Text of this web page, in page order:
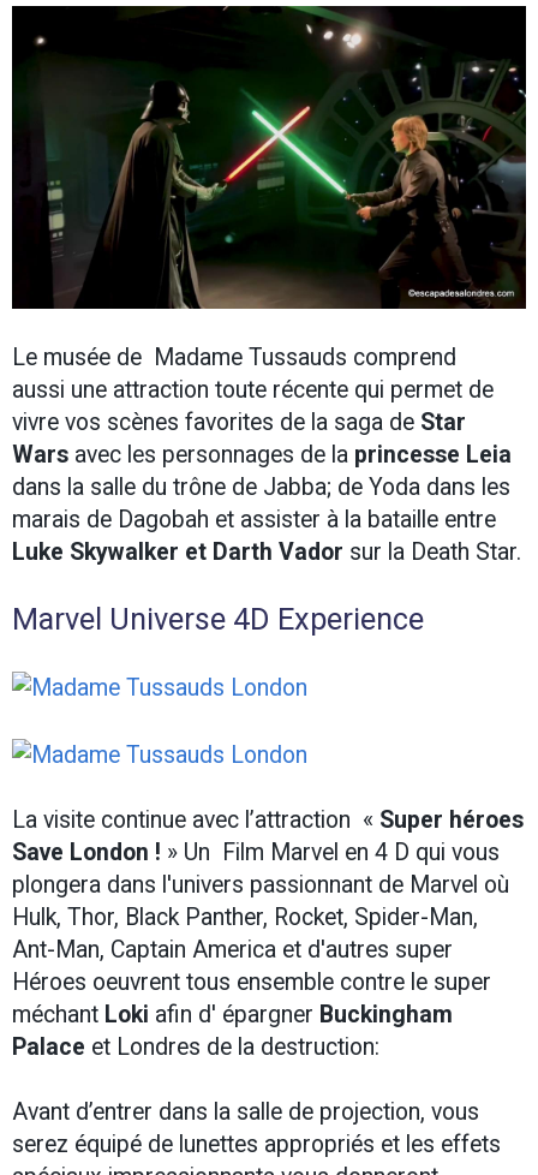
Le musée de Madame Tussauds comprend
aussi une attraction toute récente qui permet de
vivre vos scènes favorites de la saga de Star
Wars avec les personnages de la princesse Leia
dans la salle du trône de Jabba; de Yoda dans les
marais de Dagobah et assister à la bataille entre
Luke Skywalker et Darth Vador sur la Death Star.
Marvel Universe 4D Experience
La visite continue avec l’attraction « Super héroes
Save London ! » Un Film Marvel en 4 D qui vous
plongera dans l'univers passionnant de Marvel où
Hulk, Thor, Black Panther, Rocket, Spider-Man,
Ant-Man, Captain America et d'autres super
Héroes oeuvrent tous ensemble contre le super
méchant Loki afin d' épargner Buckingham
Palace et Londres de la destruction:
Avant d’entrer dans la salle de projection, vous
serez équipé de lunettes appropriés et les effets